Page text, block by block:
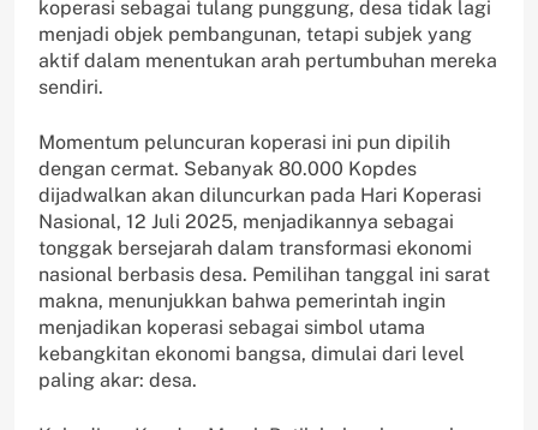
koperasi sebagai tulang punggung, desa tidak lagi
menjadi objek pembangunan, tetapi subjek yang
aktif dalam menentukan arah pertumbuhan mereka
sendiri.
Momentum peluncuran koperasi ini pun dipilih
dengan cermat. Sebanyak 80.000 Kopdes
dijadwalkan akan diluncurkan pada Hari Koperasi
Nasional, 12 Juli 2025, menjadikannya sebagai
tonggak bersejarah dalam transformasi ekonomi
nasional berbasis desa. Pemilihan tanggal ini sarat
makna, menunjukkan bahwa pemerintah ingin
menjadikan koperasi sebagai simbol utama
kebangkitan ekonomi bangsa, dimulai dari level
paling akar: desa.